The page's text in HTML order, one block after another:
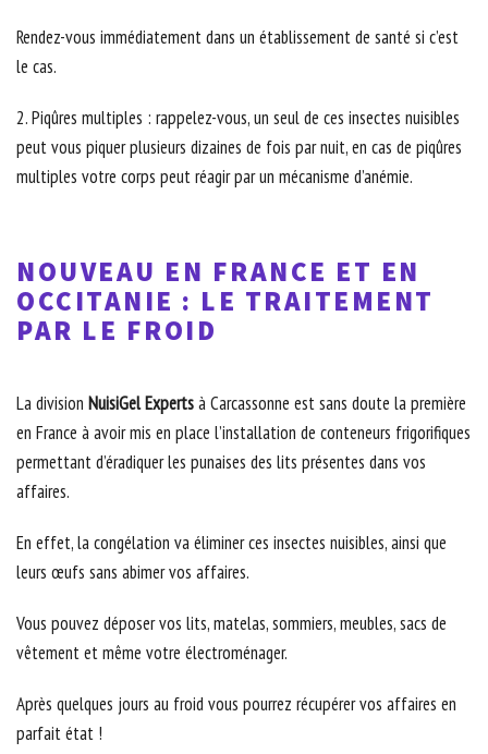
Rendez-vous immédiatement dans un établissement de santé si c’est
le cas.
2. Piqûres multiples : rappelez-vous, un seul de ces insectes nuisibles
peut vous piquer plusieurs dizaines de fois par nuit, en cas de piqûres
multiples votre corps peut réagir par un mécanisme d’anémie.
NOUVEAU EN FRANCE ET EN
OCCITANIE : LE TRAITEMENT
PAR LE FROID
La division NuisiGel Expertsà Carcassonne est sans doute la première
en France à avoir mis en place l’installation de conteneurs frigorifiques
permettant d’éradiquer les punaises des lits présentes dans vos
affaires.
En effet, la congélation va éliminer ces insectes nuisibles, ainsi que
leurs œufs sans abimer vos affaires.
Vous pouvez déposer vos lits, matelas, sommiers, meubles, sacs de
vêtement et même votre électroménager.
Après quelques jours au froid vous pourrez récupérer vos affaires en
parfait état !